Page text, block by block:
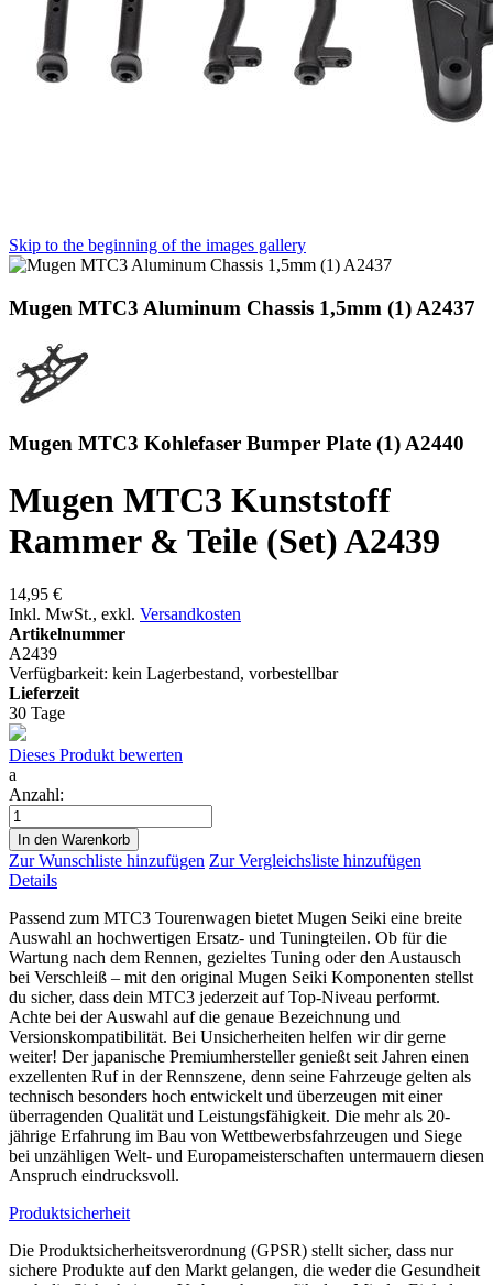
Skip to the beginning of the images gallery
Mugen MTC3 Aluminum Chassis 1,5mm (1) A2437
Mugen MTC3 Kohlefaser Bumper Plate (1) A2440
Mugen MTC3 Kunststoff
Rammer & Teile (Set) A2439
14,95 €
Inkl. MwSt., exkl. Versandkosten
Artikelnummer
A2439
Verfügbarkeit: kein Lagerbestand, vorbestellbar
Lieferzeit
30 Tage
Dieses Produkt bewerten
a
Anzahl:
In den Warenkorb
Zur Wunschliste hinzufügen Zur Vergleichsliste hinzufügen
Details
Passend zum MTC3 Tourenwagen bietet Mugen Seiki eine breite
Auswahl an hochwertigen Ersatz- und Tuningteilen. Ob für die
Wartung nach dem Rennen, gezieltes Tuning oder den Austausch
bei Verschleiß – mit den original Mugen Seiki Komponenten stellst
du sicher, dass dein MTC3 jederzeit auf Top-Niveau performt.
Achte bei der Auswahl auf die genaue Bezeichnung und
Versionskompatibilität. Bei Unsicherheiten helfen wir dir gerne
weiter! Der japanische Premiumhersteller genießt seit Jahren einen
exzellenten Ruf in der Rennszene, denn seine Fahrzeuge gelten als
technisch besonders hoch entwickelt und überzeugen mit einer
überragenden Qualität und Leistungsfähigkeit. Die mehr als 20-
jährige Erfahrung im Bau von Wettbewerbsfahrzeugen und Siege
bei unzähligen Welt- und Europameisterschaften untermauern diesen
Anspruch eindrucksvoll.
Produktsicherheit
Die Produktsicherheitsverordnung (GPSR) stellt sicher, dass nur
sichere Produkte auf den Markt gelangen, die weder die Gesundheit